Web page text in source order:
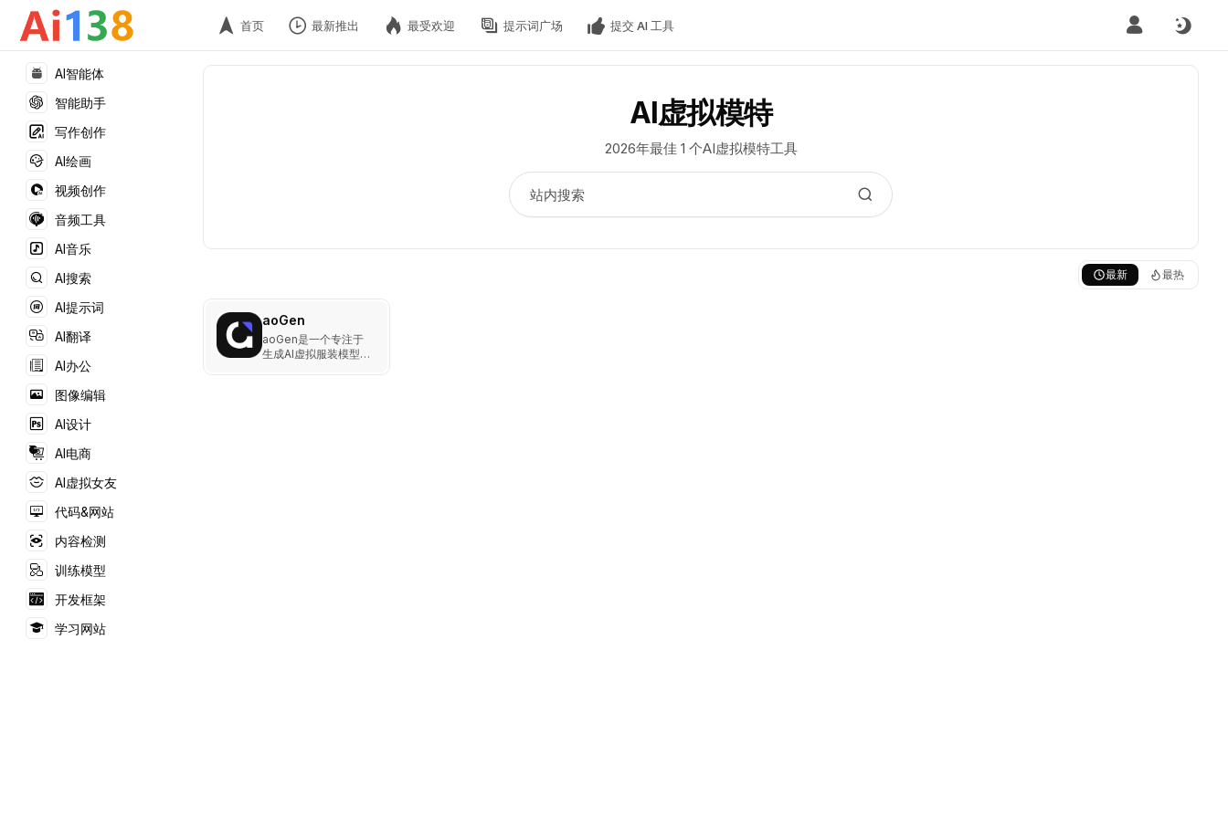
AI智能体
智能助手
写作创作
AI绘画
视频创作
音频工具
AI音乐
AI搜索
AI提示词
AI翻译
AI办公
图像编辑
AI设计
AI电商
AI虚拟女友
代码&网站
内容检测
训练模型
开发框架
学习网站
首页 最新推出 最受欢迎 提示词广场 提交 AI 工具
AI虚拟模特
2026年最佳 1 个AI虚拟模特工具
最新 最热
aoGen
aoGen是一个专注于
生成AI虚拟服装模型的